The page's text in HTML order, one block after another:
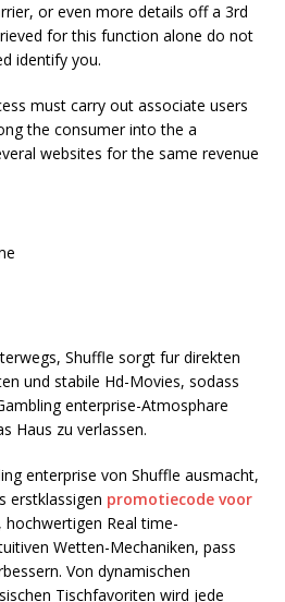
or even more details off a 3rd
for this function alone do not
identify you.
must carry out associate users
the consumer into the a
websites for the same revenue
Shuffle sorgt fur direkten
und stabile Hd-Movies, sodass
enterprise-Atmosphare
Haus zu verlassen.
enterprise von Shuffle ausmacht,
erstklassigen promotiecode voor
hochwertigen Real time-
Wetten-Mechaniken, pass
Von dynamischen
Tischfavoriten wird jede